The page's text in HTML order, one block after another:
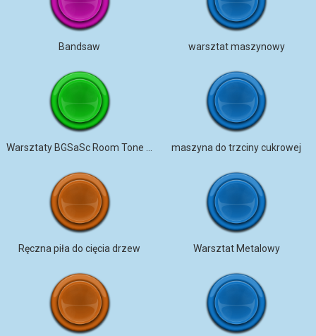
Bandsaw warsztat maszynowy
maszyna do trzciny cukrowej
Ręczna piła do cięcia drzew Warsztat Metalowy